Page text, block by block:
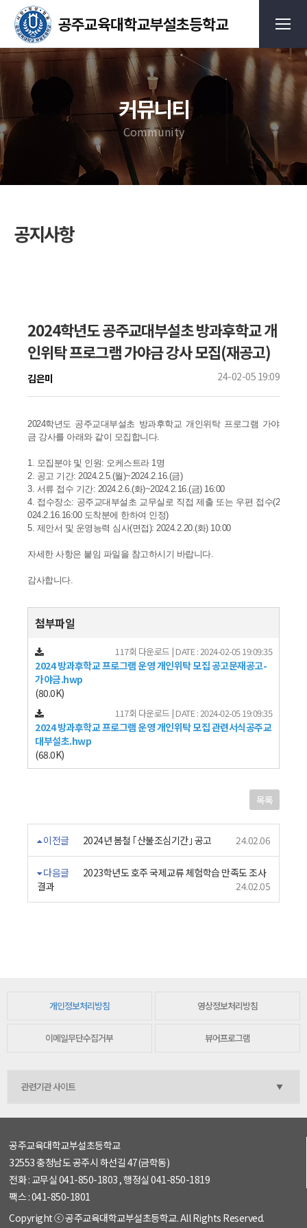
커뮤니티
Community
공지사항
2024학년도 공주교대부설초 방과후학교 개
인위탁 프로그램 가야금 강사 모집(재공고)
김은미 24-02-05 19:09
2024학년도 공주교대부설초 방과후학교 개인위탁 프로그램 가야
금 강사를 아래와 같이 모집합니다.
1. 모집분야 및 인원: 오케스트라 1명
2. 공고 기간: 2024.2.5.(월)~2024.2.16.(금)
3. 서류 접수 기간: 2024.2.6.(화)~2024.2.16.(금) 16:00
4. 접수장소: 공주교대부설초 교무실로 직접 제출 또는 우편 접수(2
024.2.16.16:00 도착분에 한하여 인정)
5. 제안서 및 운영능력 심사(면접): 2024.2.20.(화) 10:00
자세한 사항은 붙임 파일을 참고하시기 바랍니다.
감사합니다.
첨부파일
2024 방과후학교 프로그램 운영 개인위탁 모집 공고문재공고-
가야금.hwp
(80.0K)
117회 다운로드 | DATE : 2024-02-05 19:09:35
2024 방과후학교 프로그램 운영 개인위탁 모집 관련서식공주교
대부설초.hwp
(68.0K)
117회 다운로드 | DATE : 2024-02-05 19:09:35
목록
이전글 2024년 봄철 ｢산불조심기간｣ 공고 24.02.06
다음글
2023학년도 호주 국제교류 체험학습 만족도 조사
결과
24.02.05
개인정보처리방침 영상정보처리방침
이메일무단수집거부 뷰어프로그램
공주교육대학교부설초등학교
32553 충청남도 공주시 하선길 47(금학동)
전화 : 교무실 041-850-1803 , 행정실 041-850-1819
팩스 : 041-850-1801
Copyright ⓒ 공주교육대학교부설초등학교. All Rights Reserved.